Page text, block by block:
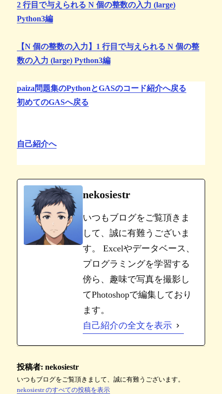
2 行目で与えられる N 個の整数の入力 (large)
Python3編
【N 個の整数の入力】1 行目で与えられる N 個の整
数の入力 (large) Python3編
paiza問題集のPythonとGASのコード紹介へ戻る
初めてのGASへ戻る
自己紹介へ
nekosiestr
いつもブログをご覧頂きま
して、誠に有難うございま
す。 Excelやデータベース、
プログラミングを学習する
傍ら、趣味で写真を撮影し
てPhotoshopで編集しており
ます。
自己紹介の全文を表示
投稿者: nekosiestr
いつもブログをご覧頂きまして、誠に有難うございます。
nekosiestr のすべての投稿を表示